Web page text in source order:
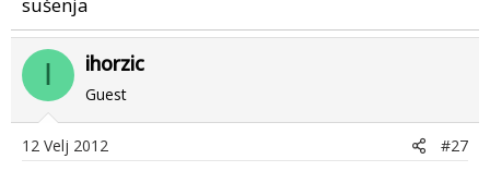
I ihorzic
Guest
12 Velj 2012 #27